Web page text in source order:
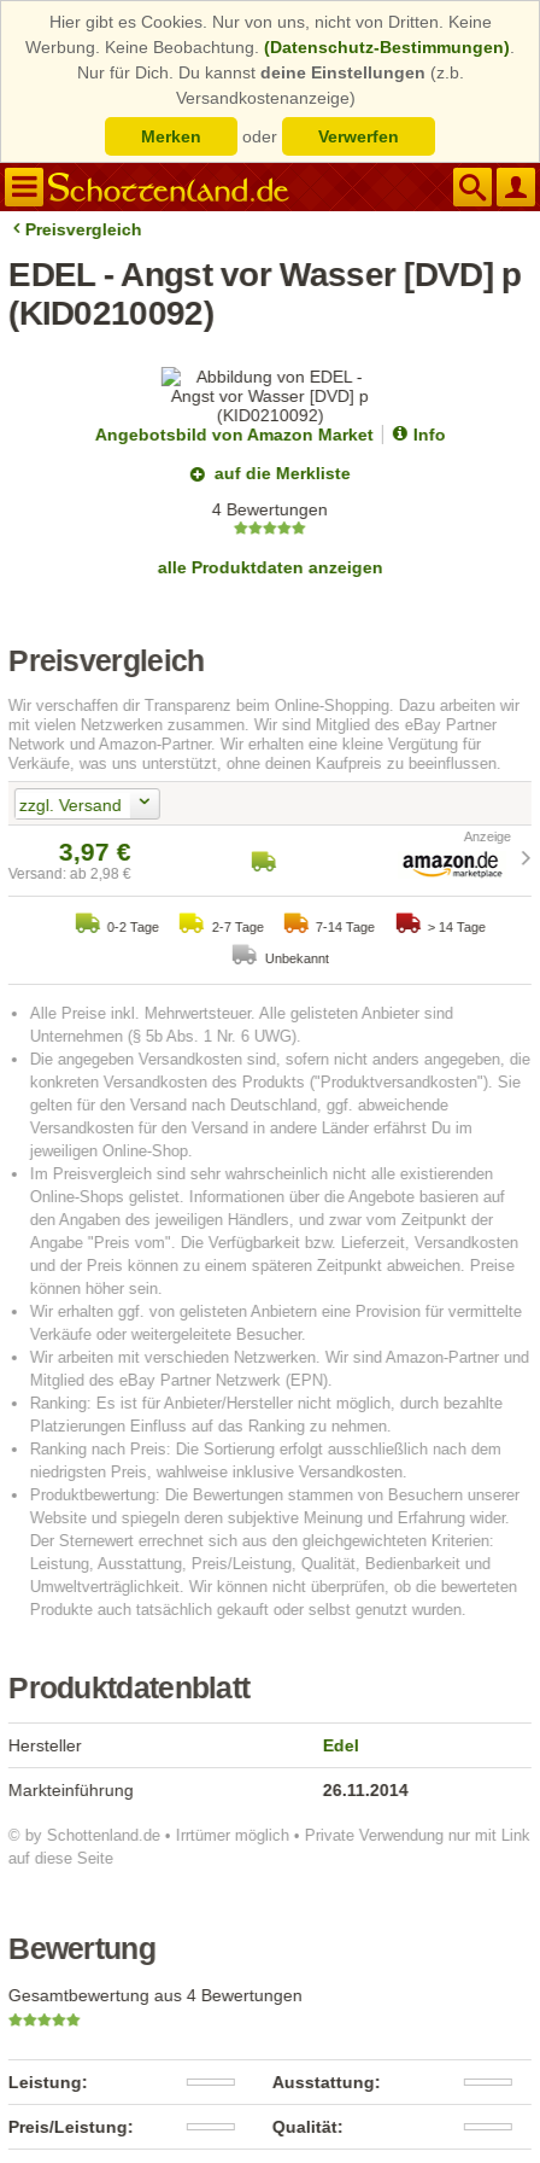
Hier gibt es Cookies. Nur von uns, nicht von Dritten. Keine
Werbung. Keine Beobachtung. (Datenschutz-Bestimmungen)
Nur für Dich. Du kannst deine Einstellungen (z.b.
Versandkostenanzeige)
Merken
oder Verwerfen
Preisvergleich
EDEL - Angst vor Wasser [DVD] p
(KID0210092)
Angebotsbild von Amazon Market
Info
auf die Merkliste
4 Bewertungen
alle Produktdaten anzeigen
Preisvergleich
Wir verschaffen dir Transparenz beim Online-Shopping. Dazu arbeiten wir
mit vielen Netzwerken zusammen. Wir sind Mitglied des eBay Partner
Network und Amazon-Partner. Wir erhalten eine kleine Vergütung für
Verkäufe, was uns unterstützt, ohne deinen Kaufpreis zu beeinflussen.
zzgl. Versand
3,97 €
Versand: ab 2,98 €
0-2 Tage 2-7 Tage 7-14 Tage > 14 Tage
Unbekannt
Produktdatenblatt
© by Schottenland.de • Irrtümer möglich • Private Verwendung nur mit Link
auf diese Seite
Hersteller Edel
Markteinführung 26.11.2014
Bewertung
Gesamtbewertung aus 4 Bewertungen
Leistung: Ausstattung:
Preis/Leistung: Qualität: